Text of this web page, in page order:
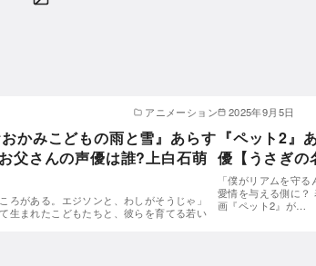
アニメーション
おかみこどもの雨と雪』あらす
父さんの声優は誰?上白石萌
ろがある。エジソンと、わしがそうじゃ」
生まれたこどもたちと、彼らを育てる若い
2025年9月5日
『ペット2』
優【うさぎの
「僕がリアムを守
愛情を与える側に？
画『ペット2』が…